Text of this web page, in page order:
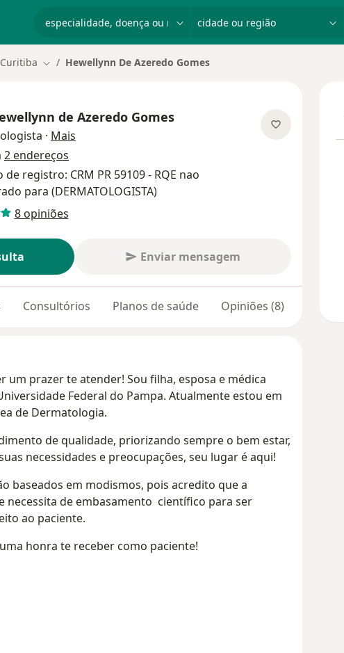
Curitiba Mudar de cidade
Hewellynn De Azeredo Gomes
de Azeredo Gomes
· Mais
2 endereços
de registro: CRM PR 59109 - RQE nao
para (DERMATOLOGISTA)
8 opiniões
Enviar mensagem
Consultórios Planos de saúde Opiniões (8)
um prazer te atender! Sou filha, esposa e médica
Federal do Pampa. Atualmente estou em
de Dermatologia.
de qualidade, priorizando sempre o bem estar,
necessidades e preocupações, seu lugar é aqui!
baseados em modismos, pois acredito que a
necessita de embasamento científico para ser
ao paciente.
honra te receber como paciente!